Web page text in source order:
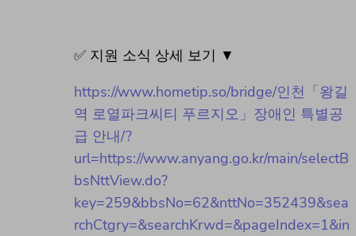
✅ 지원 소식 상세 보기 ▼
https://www.hometip.so/bridge/인천「왕길
역 로열파크씨티 푸르지오」장애인 특별공
급 안내/?
url=https://www.anyang.go.kr/main/selectB
bsNttView.do?
key=259&bbsNo=62&nttNo=352439&sea
rchCtgry=&searchKrwd=&pageIndex=1&in